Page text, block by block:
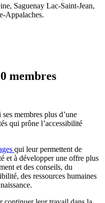
Saguenay Lac-Saint-Jean,
Appalaches.
membres
membres plus d’une
qui prône l’accessibilité
qui leur permettent de
et à développer une offre plus
et des conseils, du
des ressources humaines